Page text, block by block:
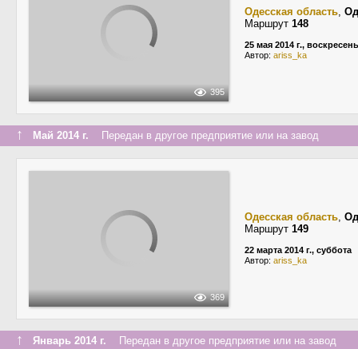
395
Одесская область,
Маршрут 148
25 мая 2014 г.,
Автор: ariss_ka
↑ Май 2014 г. Передан в другое предприятие или на завод
369
Одесская область,
Маршрут 149
22 марта 2014 г., суббота
Автор: ariss_ka
↑ Январь 2014 г. Передан в другое предприятие или на завод